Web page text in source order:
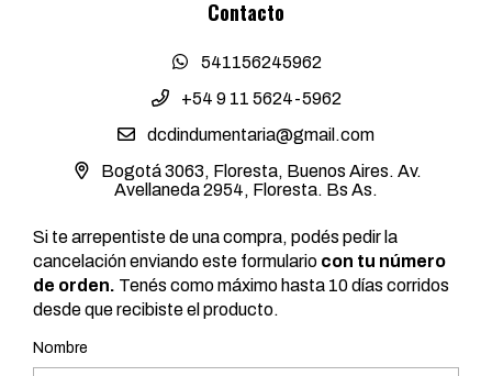
Contacto
541156245962
+54 9 11 5624-5962
dcdindumentaria@gmail.com
Bogotá 3063, Floresta, Buenos Aires. Av.
Avellaneda 2954, Floresta. Bs As.
Si te arrepentiste de una compra, podés pedir la
cancelación enviando este formulario con tu número
de orden. Tenés como máximo hasta 10 días corridos
desde que recibiste el producto.
Nombre